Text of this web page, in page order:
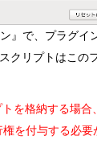
』で、プラグイ
クリプトはこの
を格納する場合
を付与する必要